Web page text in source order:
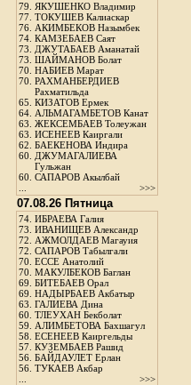
79. ЯКУШЕНКО Владимир
77. ТОКУШЕВ Калиаскар
76. АКИМБЕКОВ Назымбек
74. КАМЗЕБАЕВ Саят
73. ДЖУТАБАЕВ Аманатай
73. ШАЙМАНОВ Болат
70. НАБИЕВ Марат
70. РАХМАНБЕРДИЕВ
Рахматильда
65. КИЗАТОВ Ермек
64. АЛЬМАГАМБЕТОВ Канат
63. ЖЕКСЕМБАЕВ Толеужан
63. ИСЕНЕЕВ Каиргали
62. БАЕКЕНОВА Индира
60. ДЖУМАГАЛИЕВА
Гульжан
60. САПАРОВ Акылбай
>>>
07.08.26 Пятница
74. ИБРАЕВА Галия
73. ИВАНИЩЕВ Александр
72. АЖМОЛДАЕВ Магауия
72. САПАРОВ Табылгали
70. ЕССЕ Анатолий
70. МАКУЛБЕКОВ Баглан
69. БИТЕБАЕВ Орал
69. НАДЫРБАЕВ Акбатыр
63. ГАЛИЕВА Дина
60. ТЛЕУХАН Бекболат
59. АЛИМБЕТОВА Бахшагул
58. ЕСЕНЕЕВ Каиргельды
57. КУЗЕМБАЕВ Рашид
56. БАЙДАУЛЕТ Ерлан
56. ТУКАЕВ Акбар
>>>